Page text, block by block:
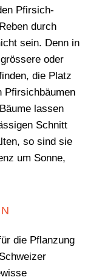
Pfirsich­
durch
sein. Denn in
oder
die Platz
Pfirsichbäumen
lassen
Schnitt
so sind sie
um Sonne,
die Pflanzung